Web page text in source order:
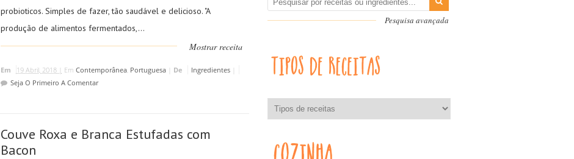
probioticos. Simples de fazer, tão saudável e delicioso. "A
produção de alimentos fermentados,...
Mostrar receita
Em 19 Abril, 2018 | Em Contemporânea, Portuguesa| De Ingredientes|
Seja O Primeiro A Comentar
Couve Roxa e Branca Estufadas com
Bacon
Pesquisa avançada